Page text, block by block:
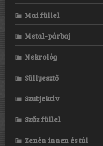
Mai füllel
Metal-párbaj
Nekrológ
Süllyesztő
Szubjektív
Szűz füllel
Zenén innen és túl